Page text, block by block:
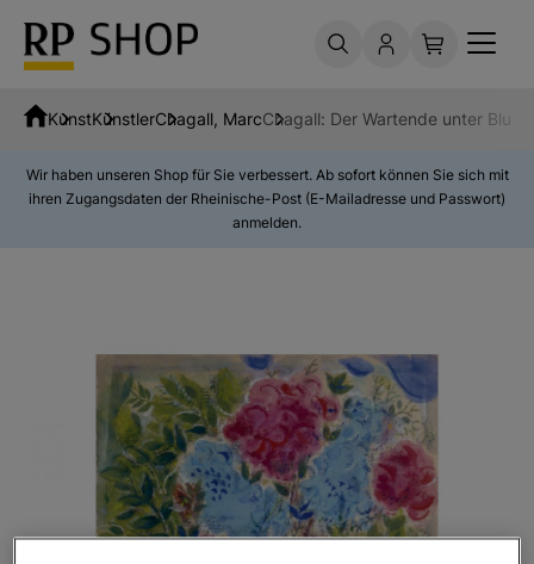
KunstKünstlerChagall, MarcChagall: Der Wartende unter
Wir haben unseren Shop für Sie verbessert. Ab sofort können Sie sich mit
ihren Zugangsdaten der Rheinische-Post (E-Mailadresse und Passwort)
anmelden.